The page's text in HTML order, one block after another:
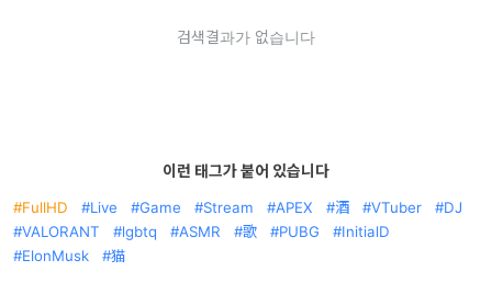
검색결과가 없습니다
이런 태그가 붙어 있습니다
FullHD Live Game Stream APEX 酒 VTuber
DJ
VALORANT
lgbtq ASMR 歌 PUBG
InitialD
ElonMusk
猫